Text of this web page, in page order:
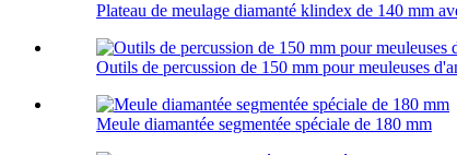
Plateau de meulage diamanté klindex de 140 mm
Outils de percussion de 150 mm pour meuleuses
Meule diamantée segmentée spéciale de 180 mm